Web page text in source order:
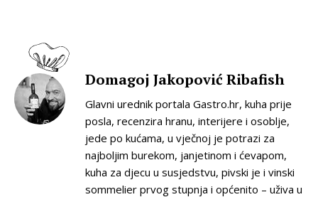
Domagoj Jakopović Ribafish
Glavni urednik portala Gastro.hr, kuha prije
posla, recenzira hranu, interijere i osoblje,
jede po kućama, u vječnoj je potrazi za
najboljim burekom, janjetinom i ćevapom,
kuha za djecu u susjedstvu, pivski je i vinski
sommelier prvog stupnja i općenito – uživa u